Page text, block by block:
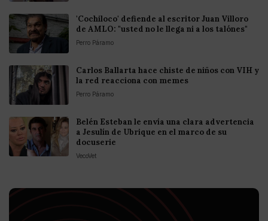
'Cochiloco' defiende al escritor Juan Villoro
de AMLO: "usted no le llega ni a los talónes"
Perro Páramo
Carlos Ballarta hace chiste de niños con VIH y
la red reacciona con memes
Perro Páramo
Belén Esteban le envía una clara advertencia
a Jesulín de Ubrique en el marco de su
docuserie
VecoVet